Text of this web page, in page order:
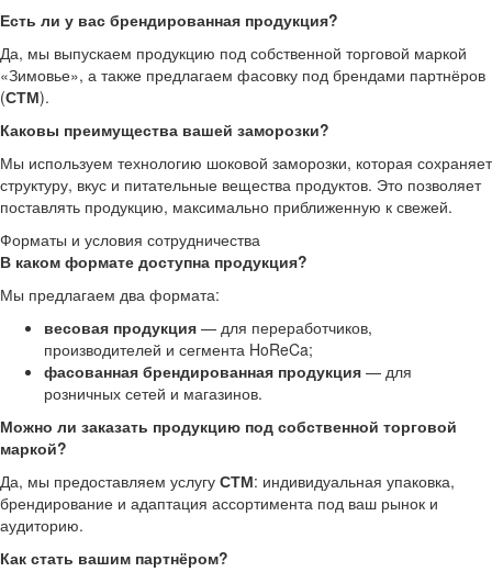
Есть ли у вас брендированная продукция?
Да, мы выпускаем продукцию под собственной торговой маркой
«Зимовье», а также предлагаем фасовку под брендами партнёров
(СТМ).
Каковы преимущества вашей заморозки?
Мы используем технологию шоковой заморозки, которая сохраняет
структуру, вкус и питательные вещества продуктов. Это позволяет
поставлять продукцию, максимально приближенную к свежей.
Форматы и условия сотрудничества
В каком формате доступна продукция?
Мы предлагаем два формата:
весовая продукция — для переработчиков,
производителей и сегмента HoReCa;
фасованная брендированная продукция — для
розничных сетей и магазинов.
Можно ли заказать продукцию под собственной торговой
маркой?
Да, мы предоставляем услугу СТМ: индивидуальная упаковка,
брендирование и адаптация ассортимента под ваш рынок и
аудиторию.
Как стать вашим партнёром?